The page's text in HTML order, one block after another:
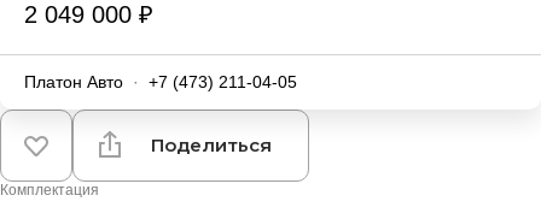
2 049 000 ₽
Платон Авто · +7 (473) 211-04-05
Поделиться
Комплектация